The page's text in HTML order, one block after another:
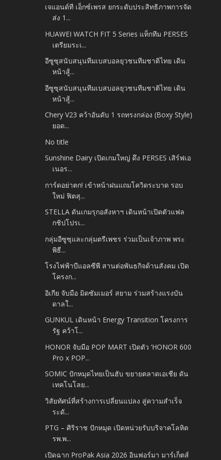
เจแอนด์ที เอ็กซ์เพรส ยกระดับประสิทธิภาพการจัด
ส่ง 1...
HUAWEI WATCH FIT 5 Series แท็กทีม PERSES
เตรียมระเ...
อีซูซุสนับสนุนทีมเบสบอลยุวชนทีมชาติไทย เดิน
หน้าสู้...
อีซูซุสนับสนุนทีมเบสบอลยุวชนทีมชาติไทย เดิน
หน้าสู้...
Chery V23 คว้าอันดับ 1 รถทรงกล่อง (Boxy Style)
ยอด...
No title
Sunshine Dairy เปิดเกมใหญ่ ดึง PERSES เสิร์ฟเอ
เนอร...
การ์ดอย่าตก! เข้าหน้าฝนแถมโควิดระบาด รอบ
ใหม่ ฟิตสุ...
STELLA ดันเกมรุกอสังหาฯ เดินหน้าเปิดตัวแฟล
กชิปโปรเ...
กลุ่มอีซูซุและกลุ่มตรีเพชร ร่วมเป็นเจ้าภาพ พระ
พิธี...
โรงไฟฟ้าบีแอลซีพี สานต่อพันธกิจด้านสังคม เปิด
โครงก...
อิเกีย จับมือ มิดซัมเมอร์ สยาม ร่วมสร้างแรงบัน
ดาลใ...
GUNKUL เดินหน้า Energy Transition โครงการ
รัฐ คว้าโ...
HONOR จับมือ POP MART เปิดตัว ‘HONOR 600
Pro x POP...
SOMIC ปักหมุดไทยเป็นฮับ ขยายตลาดเอเชีย ดัน
เทคโนโลย...
วิสัยทัศน์ที่สร้างการเปลี่ยนแปลง สู่ความสำเร็จ
ระดั...
PTG – ศิริราช ปักหมุด เปิดหน่วยรับบริจาคโลหิต
รพ.พ...
เปิดฉาก ProPak Asia 2026 อินฟอร์มา มาร์เก็ตส์